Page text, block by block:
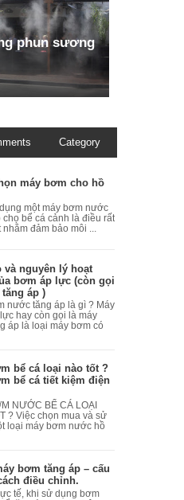
phun sương
Category
máy bơm cho hồ
một máy bơm nước
cho bể cá cảnh là điều rất
đảm bảo môi ...
và nguyên lý hoạt
bơm áp lực (còn gọi
áp )
nước tăng áp là gì ? Máy
hay còn gọi là máy
áp là loại máy bơm có
bể cá loại nào tốt ?
bể cá tiết kiệm điện
NƯỚC BỂ CÁ LOẠI
? Việc chọn mua và sử
loại máy bơm nước hồ
bơm tăng áp – cấu
điều chỉnh.
tế, khi sử dụng bơm